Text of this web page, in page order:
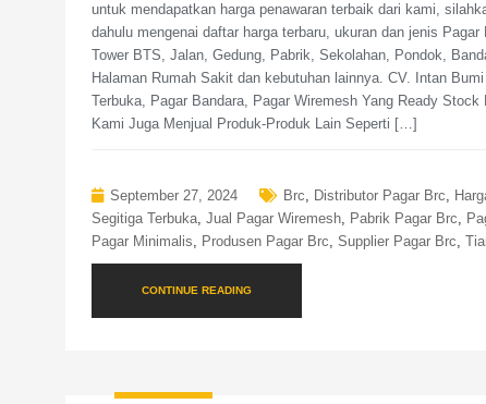
untuk mendapatkan harga penawaran terbaik dari kami,
dahulu mengenai daftar harga terbaru, ukuran dan jenis
Tower BTS, Jalan, Gedung, Pabrik, Sekolahan, Pondok,
Halaman Rumah Sakit dan kebutuhan lainnya. CV. Intan
Terbuka, Pagar Bandara, Pagar Wiremesh Yang Ready
Kami Juga Menjual Produk-Produk Lain Seperti […]
September 27, 2024 Brc, Distributor Pagar Brc,
Segitiga Terbuka, Jual Pagar Wiremesh, Pabrik Pagar Brc,
Pagar Minimalis, Produsen Pagar Brc, Supplier Pagar Brc,
CONTINUE READING